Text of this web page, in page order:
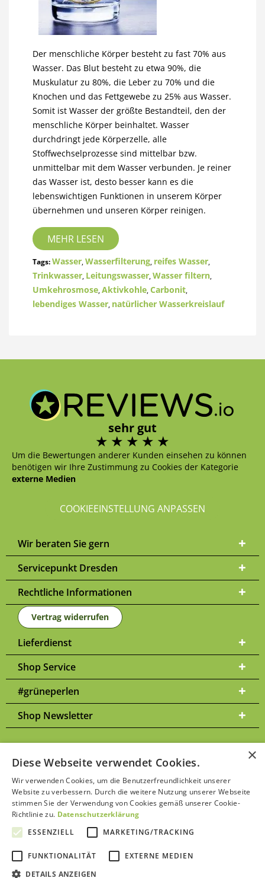
Der menschliche Körper besteht zu fast 70% aus
Wasser. Das Blut besteht zu etwa 90%, die
Muskulatur zu 80%, die Leber zu 70% und die
Knochen und das Fettgewebe zu 25% aus Wasser.
Somit ist Wasser der größte Bestandteil, den der
menschliche Körper beinhaltet. Wasser
durchdringt jede Körperzelle, alle
Stoffwechselprozesse sind mittelbar bzw.
unmittelbar mit dem Wasser verbunden. Je reiner
das Wasser ist, desto besser kann es die
lebenswichtigen Funktionen in unserem Körper
übernehmen und unseren Körper reinigen.
MEHR LESEN
Tags:Wasser,Wasserfilterung, reifes Wasser,
Trinkwasser, Leitungswasser,Wasser filtern,
Umkehrosmose,Aktivkohle,Carbonit,
lebendiges Wasser, natürlicher Wasserkreislauf
sehr gut
Um die Bewertungen anderer Kunden einsehen zu können
benötigen wir Ihre Zustimmung zu Cookies der Kategorie
externe Medien
COOKIEEINSTELLUNG ANPASSEN
Wir beraten Sie gern
Servicepunkt Dresden
Rechtliche Informationen
Vertrag widerrufen
Lieferdienst
Shop Service
#grüneperlen
Shop Newsletter
* Alle Preise inkl. gesetzl. Mehrwertsteuer zzgl. Versandkosten
ggf. Nachnahmegebühren, wenn nicht anders beschrieben | Bitte
beachten Sie unsereDatenschutzerklärung
×
Diese Webseite verwendet Cookies.
Wir verwenden Cookies, um die Benutzerfreundlichkeit unserer
Website zu verbessern. Durch die weitere Nutzung unserer Webseite
stimmen Sie der Verwendung von Cookies gemäß unserer Cookie-
Richtlinie zu. Datenschutzerklärung
ESSENZIELL
MARKETING/TRACKING
FUNKTIONALITÄT
EXTERNE MEDIEN
DETAILS ANZEIGEN